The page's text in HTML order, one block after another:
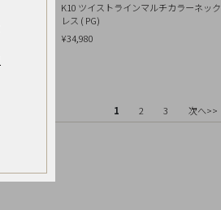
K10 ツイストラインマルチカラーネック
レス ( PG)
¥34,980
1 2 3 次へ>>